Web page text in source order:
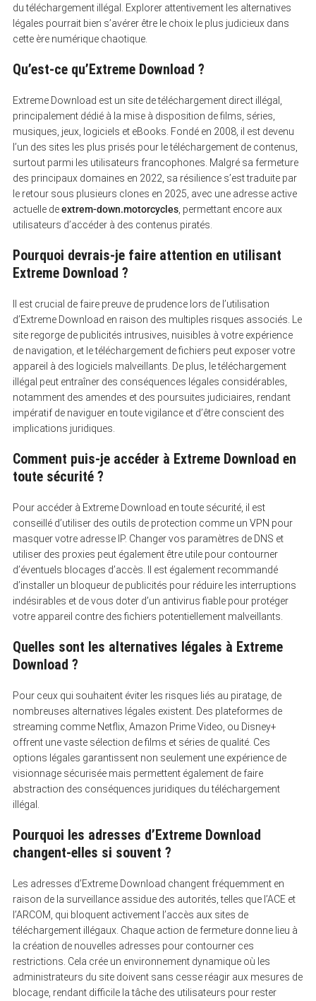
du téléchargement illégal. Explorer attentivement les alternatives
légales pourrait bien s’avérer être le choix le plus judicieux dans
cette ère numérique chaotique.
Qu’est-ce qu’Extreme Download ?
Extreme Download est un site de téléchargement direct illégal,
principalement dédié à la mise à disposition de films, séries,
musiques, jeux, logiciels et eBooks. Fondé en 2008, il est devenu
l’un des sites les plus prisés pour le téléchargement de contenus,
surtout parmi les utilisateurs francophones. Malgré sa fermeture
des principaux domaines en 2022, sa résilience s’est traduite par
le retour sous plusieurs clones en 2025, avec une adresse active
actuelle deextrem-down.motorcycles, permettant encore aux
utilisateurs d’accéder à des contenus piratés.
Pourquoi devrais-je faire attention en utilisant
Extreme Download ?
Il est crucial de faire preuve de prudence lors de l’utilisation
d’Extreme Download en raison des multiples risques associés. Le
site regorge de publicités intrusives, nuisibles à votre expérience
de navigation, et le téléchargement de fichiers peut exposer votre
appareil à des logiciels malveillants. De plus, le téléchargement
illégal peut entraîner des conséquences légales considérables,
notamment des amendes et des poursuites judiciaires, rendant
impératif de naviguer en toute vigilance et d’être conscient des
implications juridiques.
Comment puis-je accéder à Extreme Download en
toute sécurité ?
Pour accéder à Extreme Download en toute sécurité, il est
conseillé d’utiliser des outils de protection comme un VPN pour
masquer votre adresse IP. Changer vos paramètres de DNS et
utiliser des proxies peut également être utile pour contourner
d’éventuels blocages d’accès. Il est également recommandé
d’installer un bloqueur de publicités pour réduire les interruptions
indésirables et de vous doter d’un antivirus fiable pour protéger
votre appareil contre des fichiers potentiellement malveillants.
Quelles sont les alternatives légales à Extreme
Download ?
Pour ceux qui souhaitent éviter les risques liés au piratage, de
nombreuses alternatives légales existent. Des plateformes de
streaming comme Netflix, Amazon Prime Video, ou Disney+
offrent une vaste sélection de films et séries de qualité. Ces
options légales garantissent non seulement une expérience de
visionnage sécurisée mais permettent également de faire
abstraction des conséquences juridiques du téléchargement
illégal.
Pourquoi les adresses d’Extreme Download
changent-elles si souvent ?
Les adresses d’Extreme Download changent fréquemment en
raison de la surveillance assidue des autorités, telles que l’ACE et
l’ARCOM, qui bloquent activement l’accès aux sites de
téléchargement illégaux. Chaque action de fermeture donne lieu à
la création de nouvelles adresses pour contourner ces
restrictions. Cela crée un environnement dynamique où les
administrateurs du site doivent sans cesse réagir aux mesures de
blocage, rendant difficile la tâche des utilisateurs pour rester